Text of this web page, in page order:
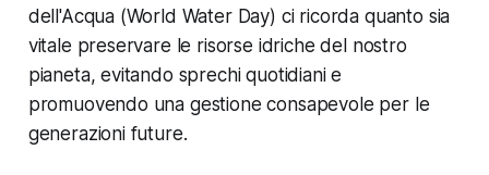
dell'Acqua (World Water Day) ci ricorda quanto sia
vitale preservare le risorse idriche del nostro
pianeta, evitando sprechi quotidiani e
promuovendo una gestione consapevole per le
generazioni future.